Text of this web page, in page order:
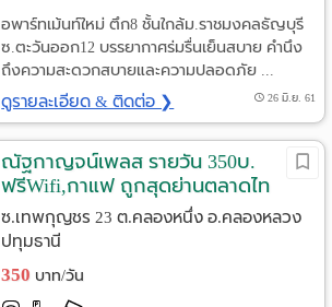
อพาร์ทเม้นท์ใหม่ ตึก8 ชั้นใกล้ม.ราชมงคลธัญบุรี
ซ.ตะวันออก12 บรรยากาศร่มรื่นเย็นสบาย คำนึง
ถึงความสะดวกสบายและความปลอดภัย ...
ดูรายละเอียด & ติดต่อ ❯ 26 มิ.ย. 61
ณัฐกาญจน์เพลส รายวัน 350บ.
ฟรีWifi,กาแฟ ถูกสุดย่านตลาดไท
ซ.เทพกุญชร 23 ต.คลองหนึ่ง อ.คลองหลวง
ปทุมธานี
350 บาท/วัน